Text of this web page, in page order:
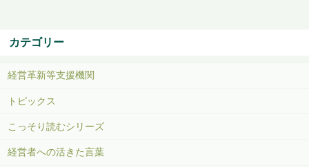
カテゴリー
経営革新等支援機関
トピックス
こっそり読むシリーズ
経営者への活きた言葉